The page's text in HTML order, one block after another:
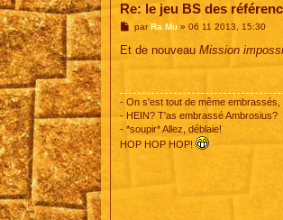
Re: le jeu BS des
M
s
parRa Mu» 06 11 2013, 15:30
Et de nouveau Mission
- On s'est tout de même embrassés,
- HEIN? T'as embrassé Ambrosius?
- *soupir* Allez, déblaie!
HOP HOP HOP!